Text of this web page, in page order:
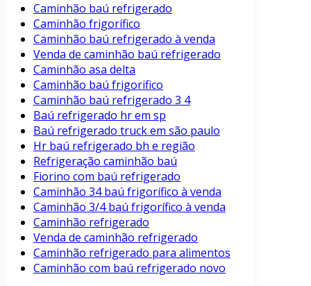
Caminhão baú refrigerado
Caminhão frigorífico
Caminhão baú refrigerado à venda
Venda de caminhão baú refrigerado
Caminhão asa delta
Caminhão baú frigorifico
Caminhão baú refrigerado 3 4
Baú refrigerado hr em sp
Baú refrigerado truck em são paulo
Hr baú refrigerado bh e região
Refrigeração caminhão baú
Fiorino com baú refrigerado
Caminhão 34 baú frigorífico à venda
Caminhão 3/4 baú frigorífico à venda
Caminhão refrigerado
Venda de caminhão refrigerado
Caminhão refrigerado para alimentos
Caminhão com baú refrigerado novo